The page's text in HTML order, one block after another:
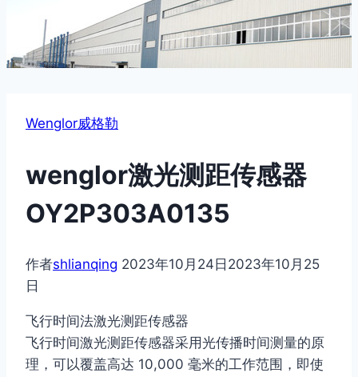
Wenglor威格勒
wenglor激光测距传感器
OY2P303A0135
作者shlianqing 2023年10月24日 2023年10月25
日
飞行时间法激光测距传感器
飞行时间激光测距传感器采用光传播时间测量的原
理，可以覆盖高达 10,000 毫米的工作范围，即使